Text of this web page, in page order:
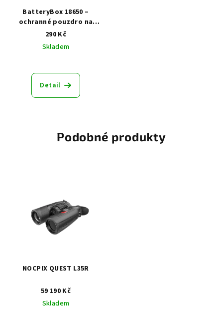
BatteryBox 18650 –
ochranné pouzdro na
baterie
290 Kč
Skladem
Detail
Podobné produkty
NOCPIX QUEST L35R
59 190 Kč
Skladem